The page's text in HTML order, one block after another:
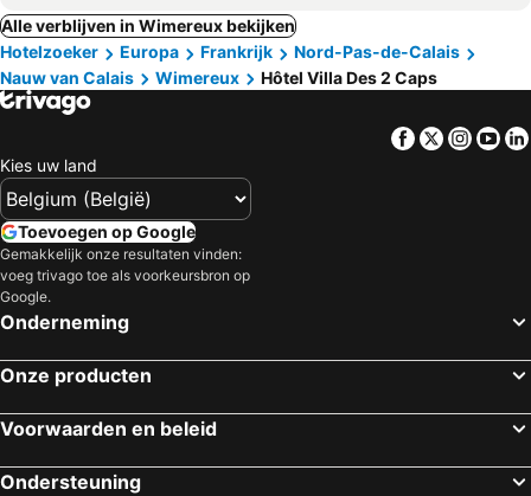
Alle verblijven in Wimereux bekijken
Hotelzoeker
Europa Frankrijk
Nord-Pas-de-Calais
Nauw van Calais
Wimereux Hôtel Villa Des 2 Caps
Facebook
Twitter
Kies uw land
Toevoegen op Google
Gemakkelijk onze resultaten vinden:
voeg trivago toe als voorkeursbron op
Google.
Onderneming
Onze producten
Voorwaarden en beleid
Ondersteuning